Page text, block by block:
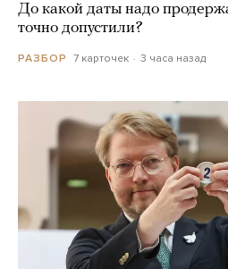
До какой даты надо
точно допустили?
РАЗБОР 7 карточек 3 часа назад